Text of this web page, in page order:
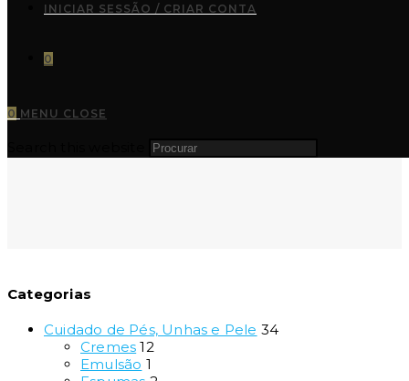
INICIAR SESSÃO / CRIAR CONTA
0
0 MENU CLOSE
Categorias
Cuidado de Pés, Unhas e Pele 34
Cremes 12
Emulsão 1